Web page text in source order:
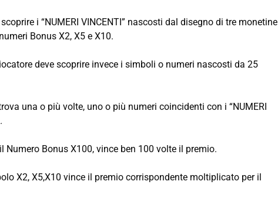
i “NUMERI VINCENTI” nascosti dal disegno di tre monetine
Bonus X2, X5 e X10.
deve scoprire invece i simboli o numeri nascosti da 25
una o più volte, uno o più numeri coincidenti con i “NUMERI
Numero Bonus X100, vince ben 100 volte il premio.
X2, X5,X10 vince il premio corrispondente moltiplicato per il